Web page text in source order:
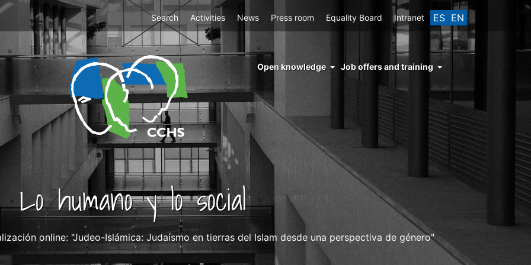
ES EN
Top
Menu
Search Activities News Press room Equality Board Intranet
menu
cchs
conocimiento
abierto
Open knowledge Job offers and training
Lo humano y lo social
online: "Judeo-Islámica: Judaísmo en tierras del Islam desde una perspectiva de género"